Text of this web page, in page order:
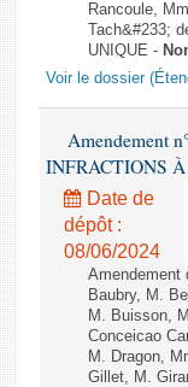
Rancoule,
Tach&#233;
UNIQUE -
Voir le dossier
Amendement
INFRACTIONS
Date de
dépôt :
08/06/2024
Amendement
Baubry, M.
M. Buisson,
Conceicao
M. Dragon,
Gillet, M.